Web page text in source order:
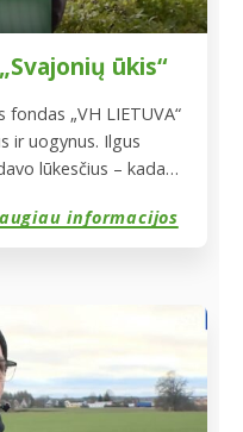
ūkis“
„VH LIETUVA“
ir uogynus. Ilgus
lūkesčius – kada
rizikos valdymo
[…]
informacijos